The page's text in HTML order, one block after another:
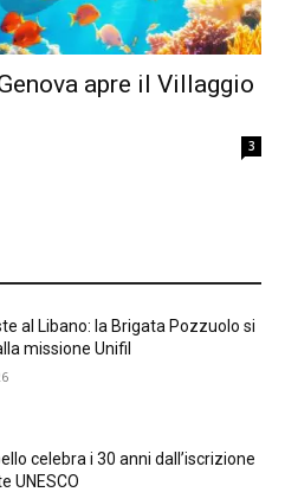
apre il Villaggio
3
al Libano: la Brigata Pozzuolo si
missione Unifil
celebra i 30 anni dall’iscrizione
UNESCO